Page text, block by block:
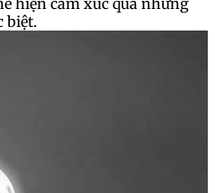
hiện cảm xúc qua những
biệt.